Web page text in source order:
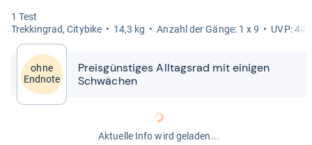
1 Test
Trek­kin­grad, City­bike
14,3 kg Anzahl der Gänge: 1 x 9 UVP:
ohne
Endnote
Preis­güns­ti­ges All­tags­rad mit eini­gen
Schwä­chen
Aktuelle Info wird geladen...